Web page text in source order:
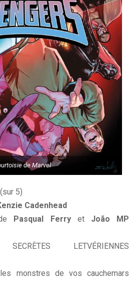
de Marvel
(sur 5)
Cadenhead
Pasqual Ferryet João MP
SECRÈTES LETVÉRIENNES
monstres de vos cauchemars